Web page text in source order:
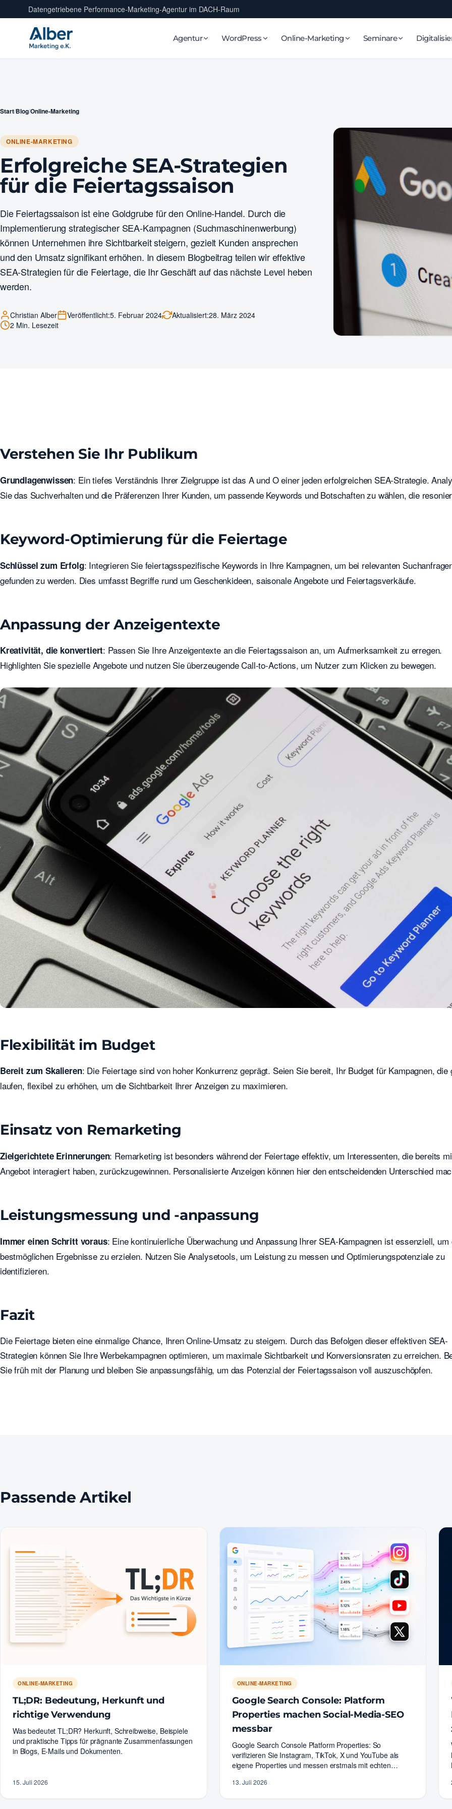
Datengetriebene Performance-Marketing-Agentur im DACH-Raum
Agentur WordPress Online-Marketing Seminare
Start/Blog/Online-Marketing
ONLINE-MARKETING
Erfolgreiche SEA-Strategien
für die Feiertagssaison
Die Feiertagssaison ist eine Goldgrube für den Online-Handel. Durch die
Implementierung strategischer SEA-Kampagnen (Suchmaschinenwerbung)
können Unternehmen ihre Sichtbarkeit steigern, gezielt Kunden ansprechen
und den Umsatz signifikant erhöhen. In diesem Blogbeitrag teilen wir effektive
SEA-Strategien für die Feiertage, die Ihr Geschäft auf das nächste Level heben
werden.
Christian Alber Veröffentlicht:5. Februar 2024 Aktualisiert:28. März 2024
2 Min. Lesezeit
Verstehen Sie Ihr Publikum
Grundlagenwissen: Ein tiefes Verständnis Ihrer Zielgruppe ist das A und O einer jeden erfolgreichen SEA-Strategie.
Sie das Suchverhalten und die Präferenzen Ihrer Kunden, um passende Keywords und Botschaften zu wählen, die
Keyword-Optimierung für die Feiertage
Schlüssel zum Erfolg: Integrieren Sie feiertagsspezifische Keywords in Ihre Kampagnen, um bei relevanten
gefunden zu werden. Dies umfasst Begriffe rund um Geschenkideen, saisonale Angebote und Feiertagsverkäufe.
Anpassung der Anzeigentexte
Kreativität, die konvertiert: Passen Sie Ihre Anzeigentexte an die Feiertagssaison an, um Aufmerksamkeit zu erregen.
Highlighten Sie spezielle Angebote und nutzen Sie überzeugende Call-to-Actions, um Nutzer zum Klicken zu bewegen.
Flexibilität im Budget
Bereit zum Skalieren: Die Feiertage sind von hoher Konkurrenz geprägt. Seien Sie bereit, Ihr Budget für Kampagnen, die
laufen, flexibel zu erhöhen, um die Sichtbarkeit Ihrer Anzeigen zu maximieren.
Einsatz von Remarketing
Zielgerichtete Erinnerungen: Remarketing ist besonders während der Feiertage effektiv, um Interessenten, die bereits
Angebot interagiert haben, zurückzugewinnen. Personalisierte Anzeigen können hier den entscheidenden Unterschied
Leistungsmessung und -anpassung
Immer einen Schritt voraus: Eine kontinuierliche Überwachung und Anpassung Ihrer SEA-Kampagnen ist essenziell, um
bestmöglichen Ergebnisse zu erzielen. Nutzen Sie Analysetools, um Leistung zu messen und Optimierungspotenziale zu
identifizieren.
Fazit
Die Feiertage bieten eine einmalige Chance, Ihren Online-Umsatz zu steigern. Durch das Befolgen dieser effektiven SEA-
Strategien können Sie Ihre Werbekampagnen optimieren, um maximale Sichtbarkeit und Konversionsraten zu erreichen.
Sie früh mit der Planung und bleiben Sie anpassungsfähig, um das Potenzial der Feiertagssaison voll auszuschöpfen.
Passende Artikel
ONLINE-MARKETING
TL;DR: Bedeutung, Herkunft und
richtige Verwendung
Was bedeutet TL;DR? Herkunft, Schreibweise, Beispiele
und praktische Tipps für prägnante Zusammenfassungen
in Blogs, E-Mails und Dokumenten.
15. Juli 2026
ONLINE-MARKETING
Google Search Console: Platform
Properties machen Social-Media-SEO
messbar
Google Search Console Platform Properties: So
verifizieren Sie Instagram, TikTok, X und YouTube als
eigene Properties und messen erstmals mit echten
13. Juli 2026